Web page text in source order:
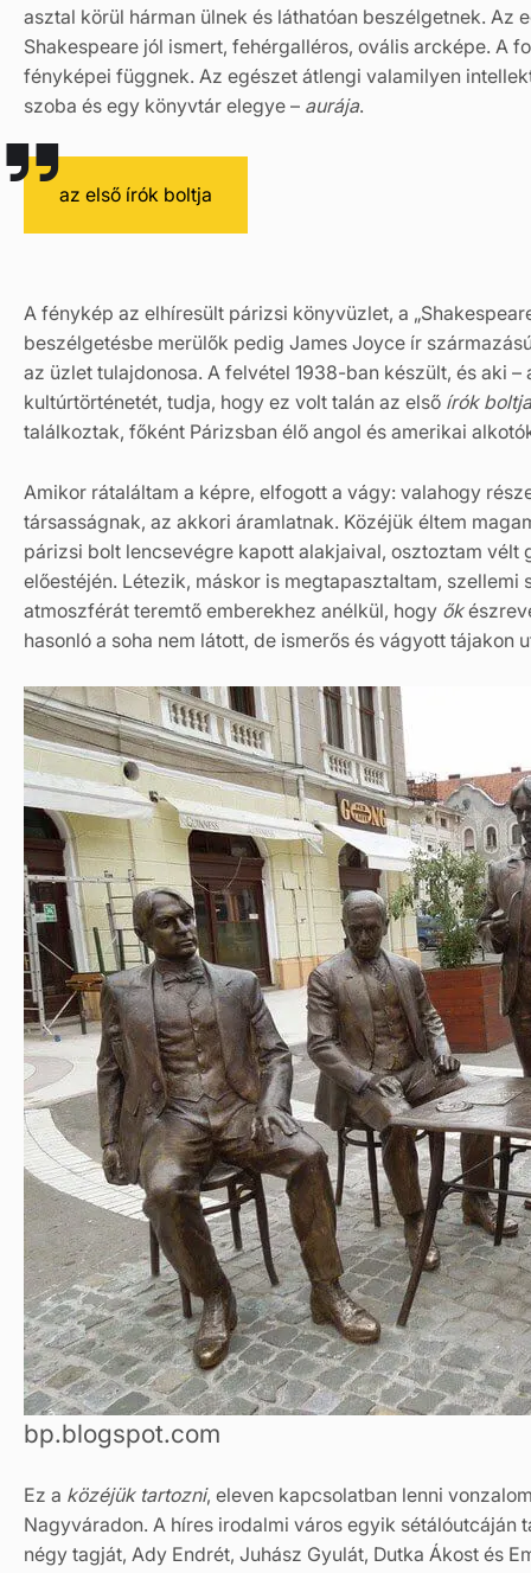
asztal körül hárman ülnek és láthatóan beszélgetnek.
Shakespeare jól ismert, fehérgalléros, ovális arcképe. A
fényképei függnek. Az egészet átlengi valamilyen
szoba és egy könyvtár elegye – aurája.
az első írók boltja
A fénykép az elhíresült párizsi könyvüzlet, a
beszélgetésbe merülők pedig James Joyce ír
az üzlet tulajdonosa. A felvétel 1938-ban készült, és aki
kultúrtörténetét, tudja, hogy ez volt talán az első írók boltja
találkoztak, főként Párizsban élő angol és amerikai
Amikor rátaláltam a képre, elfogott a vágy: valahogy
társasságnak, az akkori áramlatnak. Közéjük éltem
párizsi bolt lencsevégre kapott alakjaival, osztoztam
előestéjén. Létezik, máskor is megtapasztaltam,
atmoszférát teremtő emberekhez anélkül, hogy ők
hasonló a soha nem látott, de ismerős és vágyott tájakon
bp.blogspot.com
Ez a közéjük tartozni, eleven kapcsolatban lenni
Nagyváradon. A híres irodalmi város egyik
négy tagját, Ady Endrét, Juhász Gyulát, Dutka Ákost és